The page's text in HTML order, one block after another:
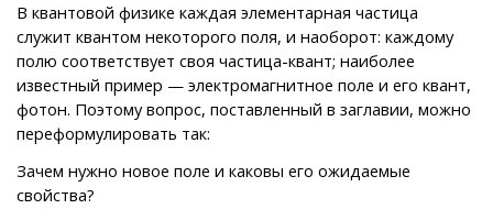
В квантовой физике каждая элементарная частица
служит квантом некоторого поля, и наоборот: каждому
полю соответствует своя частица-квант; наиболее
известный пример — электромагнитное поле и его квант,
фотон. Поэтому вопрос, поставленный в заглавии, можно
переформулировать так:
Зачем нужно новое поле и каковы его ожидаемые
свойства?